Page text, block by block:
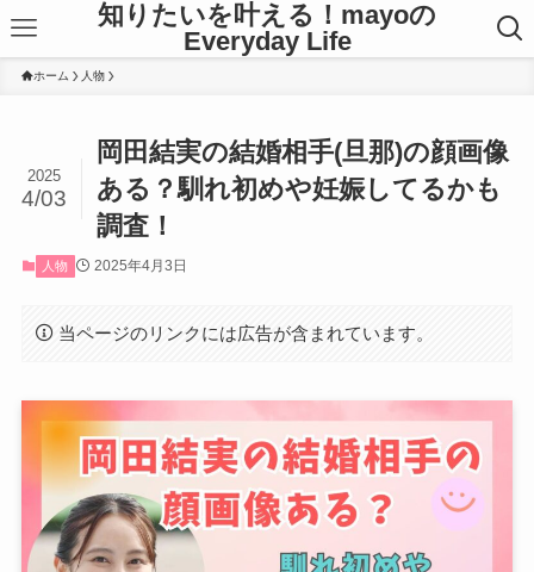
知りたいを叶える！mayoの
Everyday Life
ホーム 人物
岡田結実の結婚相手(旦那)の顔画像
ある？馴れ初めや妊娠してるかも
調査！
2025
4/03
人物 2025年4月3日
当ページのリンクには広告が含まれています。